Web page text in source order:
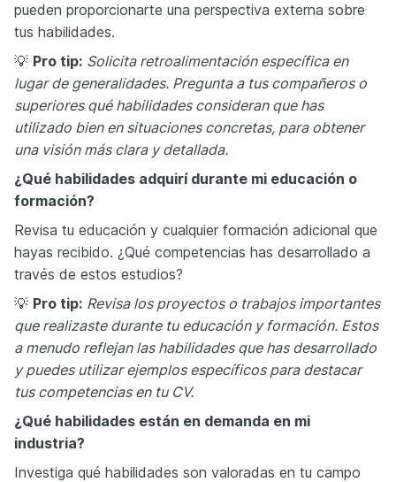
pueden proporcionarte una perspectiva externa sobre
tus habilidades.
💡 Pro tip: Solicita retroalimentación específica en
lugar de generalidades. Pregunta a tus compañeros o
superiores qué habilidades consideran que has
utilizado bien en situaciones concretas, para obtener
una visión más clara y detallada.
¿Qué habilidades adquirí durante mi educación o
formación?
Revisa tu educación y cualquier formación adicional que
hayas recibido. ¿Qué competencias has desarrollado a
través de estos estudios?
💡 Pro tip: Revisa los proyectos o trabajos importantes
que realizaste durante tu educación y formación. Estos
a menudo reflejan las habilidades que has desarrollado
y puedes utilizar ejemplos específicos para destacar
tus competencias en tu CV.
¿Qué habilidades están en demanda en mi
industria?
Investiga qué habilidades son valoradas en tu campo